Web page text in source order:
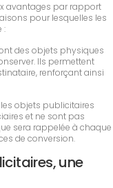
avantages par rapport
pour lesquelles les
:
des objets physiques
Ils permettent
renforçant ainsi
objets publicitaires
et ne sont pas
sera rappelée à chaque
de conversion.
une